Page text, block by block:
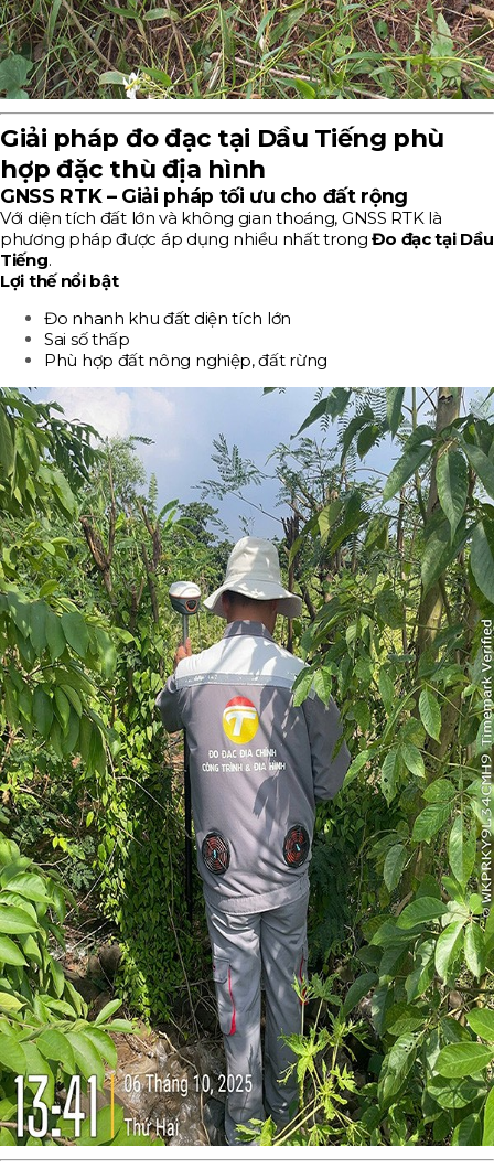
Giải pháp đo đạc tại Dầu Tiếng phù
hợp đặc thù địa hình
GNSS RTK – Giải pháp tối ưu cho đất rộng
Với diện tích đất lớn và không gian thoáng, GNSS RTK là
phương pháp được áp dụng nhiều nhất trongĐo đạc tại Dầu
Tiếng.
Lợi thế nổi bật
Đo nhanh khu đất diện tích lớn
Sai số thấp
Phù hợp đất nông nghiệp, đất rừng